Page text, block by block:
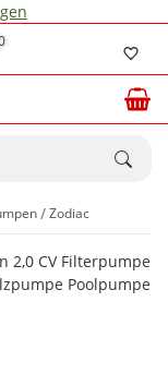
Zodiac